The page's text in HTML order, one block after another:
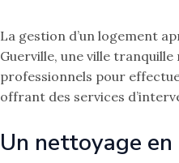
La gestion d’un logement
Guerville, une ville
professionnels pour
offrant des services
Un nettoyage